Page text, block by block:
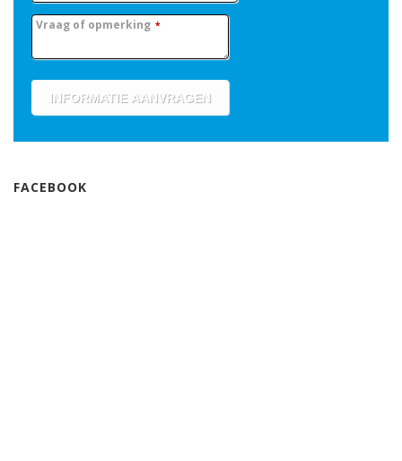
Vraag of opmerking *
INFORMATIE AANVRAGEN
FACEBOOK